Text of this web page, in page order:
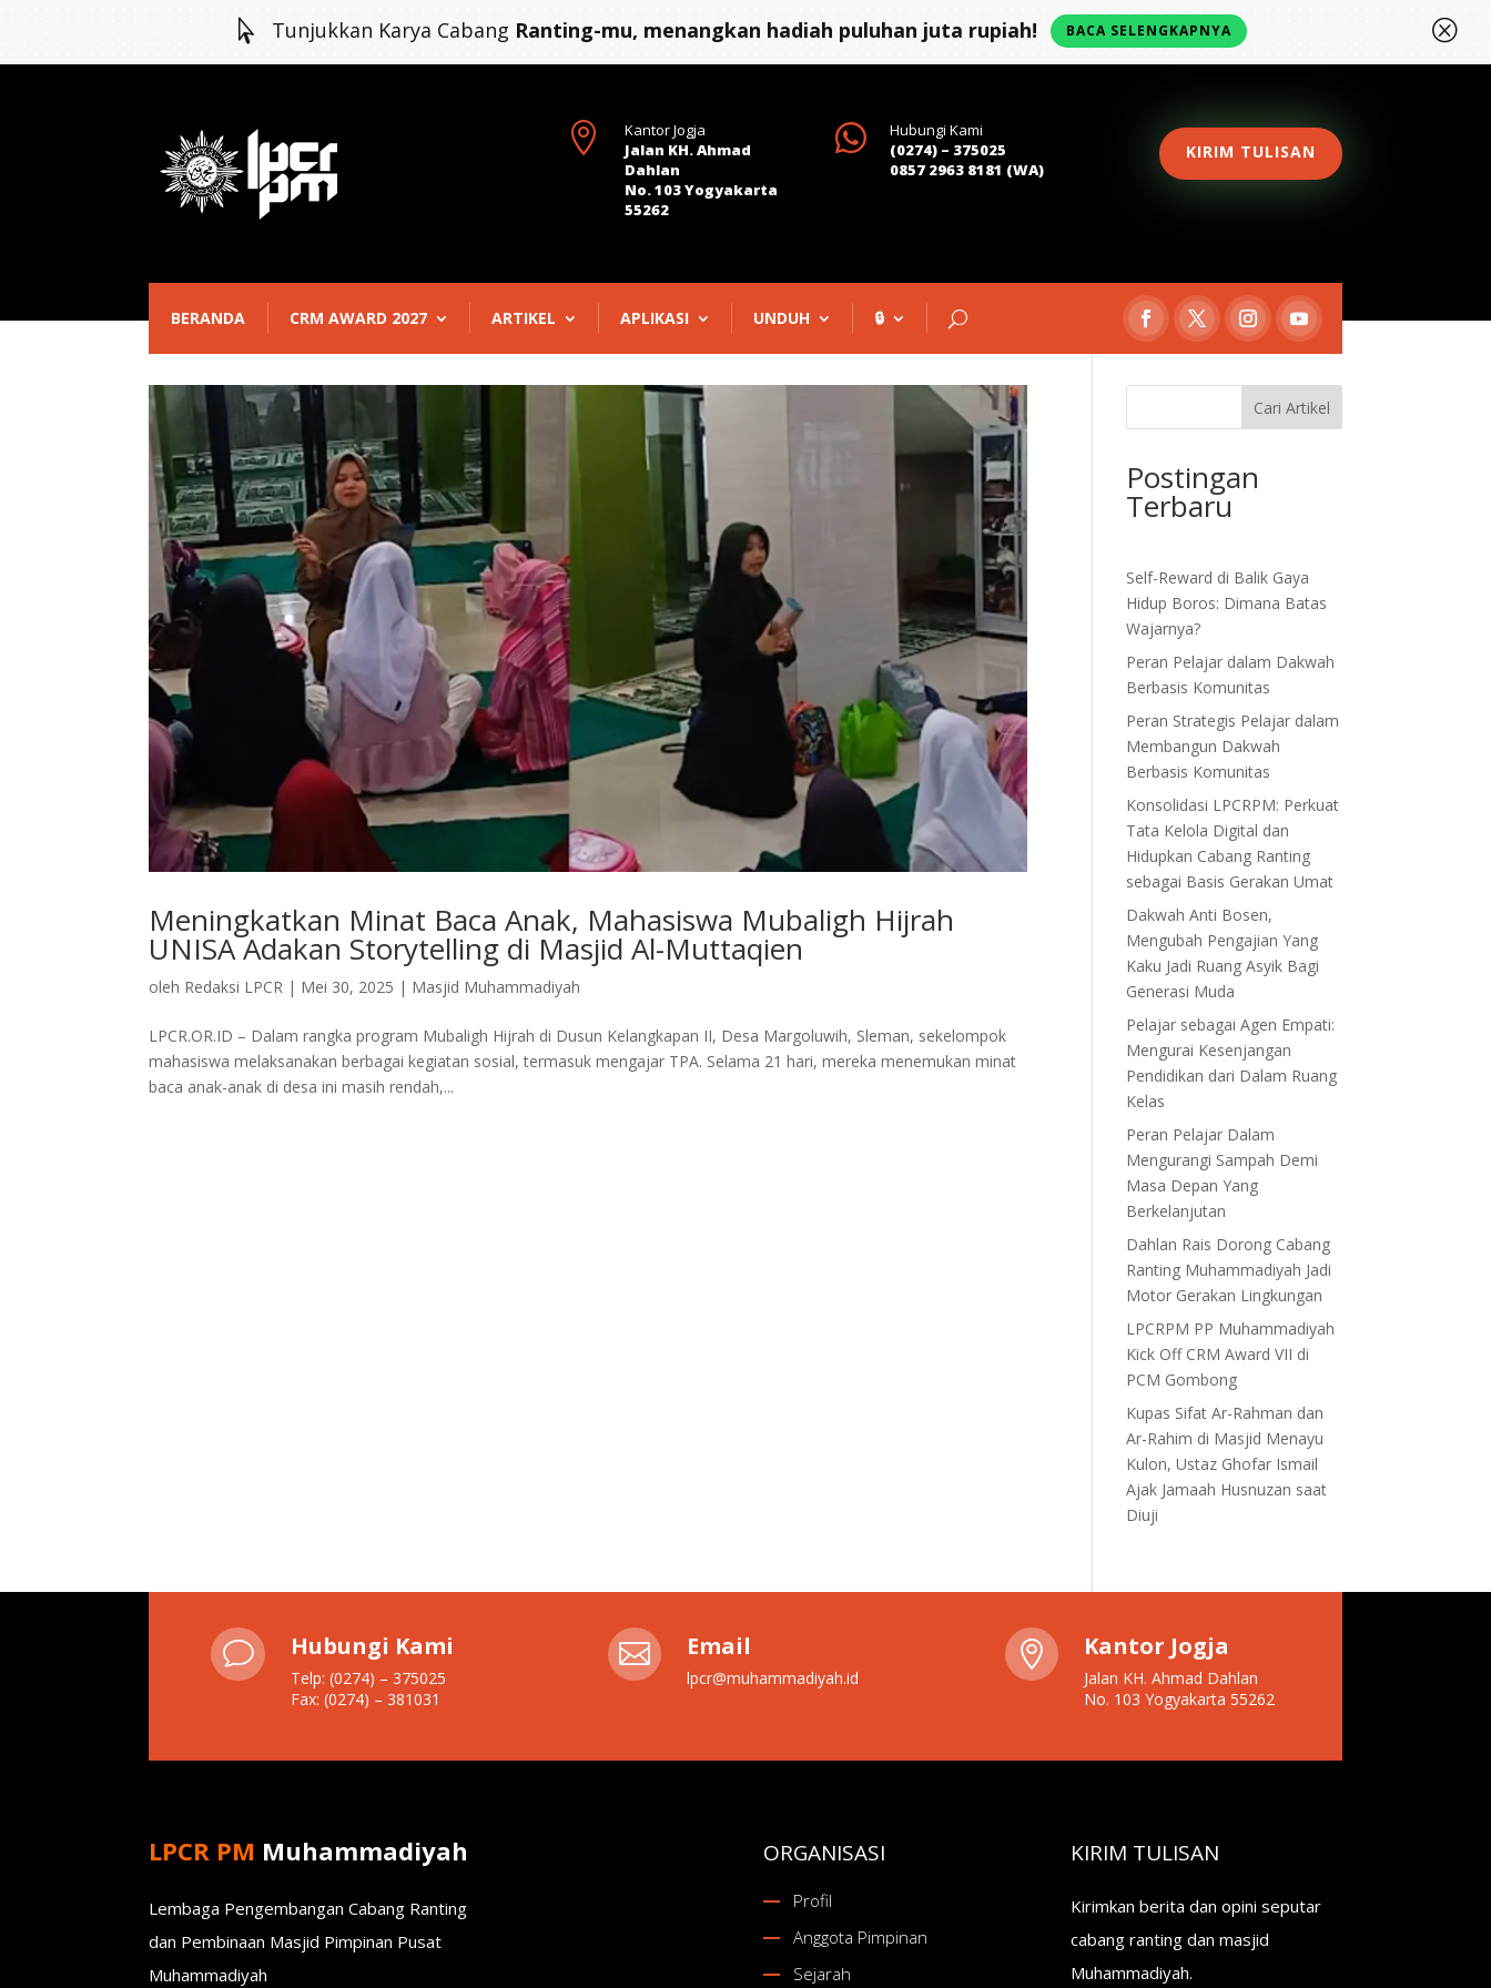
 Tunjukkan Karya Cabang Ranting-mu, menangkan hadiah puluhan juta rupiah! BACA SELENGKAPNYA Q

Kantor Jogja
Jalan KH. Ahmad
Dahlan
No. 103 Yogyakarta
55262

Hubungi Kami
(0274) – 375025
0857 2963 8181 (WA)
KIRIM TULISAN
BERANDA CRM AWARD 2027 ARTIKEL APLIKASI UNDUH 🔒
Meningkatkan Minat Baca Anak, Mahasiswa Mubaligh Hijrah
UNISA Adakan Storytelling di Masjid Al-Muttaqien
oleh Redaksi LPCR | Mei 30, 2025 | Masjid Muhammadiyah
LPCR.OR.ID – Dalam rangka program Mubaligh Hijrah di Dusun Kelangkapan II, Desa Margoluwih, Sleman, sekelompok
mahasiswa melaksanakan berbagai kegiatan sosial, termasuk mengajar TPA. Selama 21 hari, mereka menemukan minat
baca anak-anak di desa ini masih rendah,...
Cari Artikel
Postingan
Terbaru
Self-Reward di Balik Gaya
Hidup Boros: Dimana Batas
Wajarnya?
Peran Pelajar dalam Dakwah
Berbasis Komunitas
Peran Strategis Pelajar dalam
Membangun Dakwah
Berbasis Komunitas
Konsolidasi LPCRPM: Perkuat
Tata Kelola Digital dan
Hidupkan Cabang Ranting
sebagai Basis Gerakan Umat
Dakwah Anti Bosen,
Mengubah Pengajian Yang
Kaku Jadi Ruang Asyik Bagi
Generasi Muda
Pelajar sebagai Agen Empati:
Mengurai Kesenjangan
Pendidikan dari Dalam Ruang
Kelas
Peran Pelajar Dalam
Mengurangi Sampah Demi
Masa Depan Yang
Berkelanjutan
Dahlan Rais Dorong Cabang
Ranting Muhammadiyah Jadi
Motor Gerakan Lingkungan
LPCRPM PP Muhammadiyah
Kick Off CRM Award VII di
PCM Gombong
Kupas Sifat Ar-Rahman dan
Ar-Rahim di Masjid Menayu
Kulon, Ustaz Ghofar Ismail
Ajak Jamaah Husnuzan saat
Diuji
v Hubungi Kami
Telp: (0274) – 375025
Fax: (0274) – 381031
 Email
lpcr@muhammadiyah.id
 Kantor Jogja
Jalan KH. Ahmad Dahlan
No. 103 Yogyakarta 55262
LPCR PM Muhammadiyah
Lembaga Pengembangan Cabang Ranting
dan Pembinaan Masjid Pimpinan Pusat
Muhammadiyah
ORGANISASI
Profil
Anggota Pimpinan
Sejarah
KIRIM TULISAN
Kirimkan berita dan opini seputar
cabang ranting dan masjid
Muhammadiyah.